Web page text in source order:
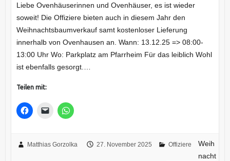
Liebe Ovenhäuserinnen und Ovenhäuser, es ist wieder
soweit! Die Offiziere bieten auch in diesem Jahr den
Weihnachtsbaumverkauf samt kostenloser Lieferung
innerhalb von Ovenhausen an. Wann: 13.12.25 => 08:00-
13:00 Uhr Wo: Parkplatz am Pfarrheim Für das leiblich Wohl
ist ebenfalls gesorgt.…
Teilen mit:
Matthias Gorzolka 27. November 2025 Offiziere
Weih
nacht